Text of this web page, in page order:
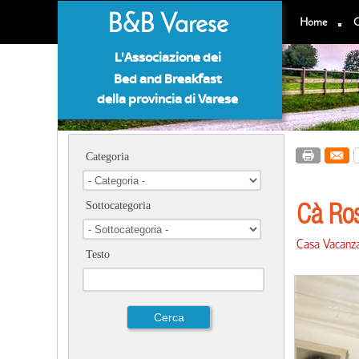
Categoria
Sottocategoria
Testo
Home
B&B Varese
L'Associazione dei
Bed and Breakfast
della provincia di Varese
Cà
Casa